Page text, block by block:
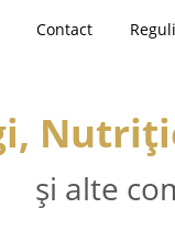
Contact Reguli
și alte